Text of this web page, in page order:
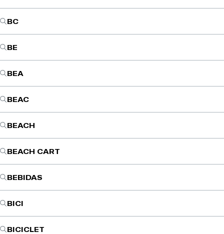
BC
BE
BEA
BEAC
BEACH
BEACH CART
BEBIDAS
BICI
BICICLET